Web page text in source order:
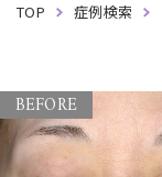
TOP 症例検索